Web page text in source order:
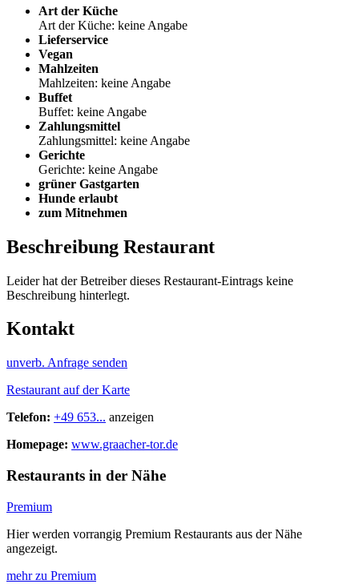
Art der Küche
Art der Küche: keine Angabe
Lieferservice
Vegan
Mahlzeiten
Mahlzeiten: keine Angabe
Buffet
Buffet: keine Angabe
Zahlungsmittel
Zahlungsmittel: keine Angabe
Gerichte
Gerichte: keine Angabe
grüner Gastgarten
Hunde erlaubt
zum Mitnehmen
Beschreibung Restaurant
Leider hat der Betreiber dieses Restaurant-Eintrags keine
Beschreibung hinterlegt.
Kontakt
unverb. Anfrage senden
Restaurant auf der Karte
Telefon: +49 653... anzeigen
Homepage: www.graacher-tor.de
Restaurants in der Nähe
Premium
Hier werden vorrangig Premium Restaurants aus der Nähe
angezeigt.
mehr zu Premium